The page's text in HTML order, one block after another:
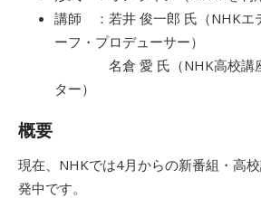
講師 ：若井 俊一郎 氏（NHKエ
ーフ・プロデューサー）
名倉 愛 氏（NHK高校講座
ター）
概要
現在、NHKでは4月からの新番組・高
発中です。